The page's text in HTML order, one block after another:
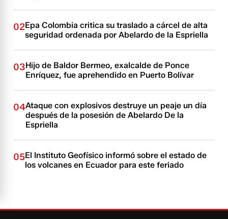
02Epa Colombia critica su traslado a cárcel de alta
seguridad ordenada por Abelardo de la Espriella
03Hijo de Baldor Bermeo, exalcalde de Ponce
Enríquez, fue aprehendido en Puerto Bolívar
04Ataque con explosivos destruye un peaje un día
después de la posesión de Abelardo De la
Espriella
05El Instituto Geofísico informó sobre el estado de
los volcanes en Ecuador para este feriado